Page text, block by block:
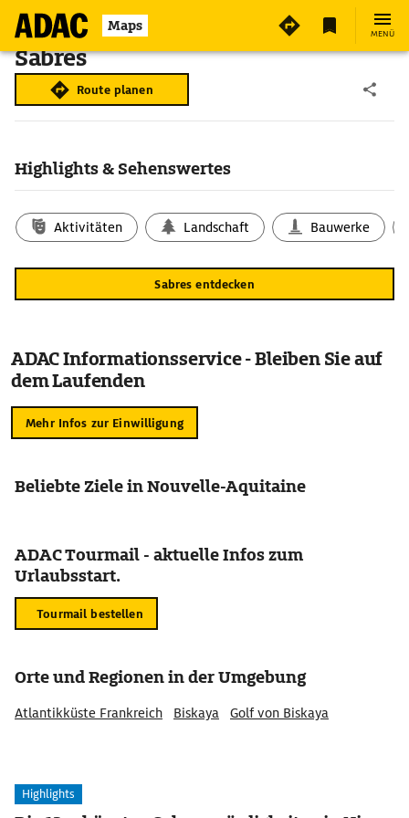
Maps MENÜ
Sabres
Route planen
Highlights & Sehenswertes
Aktivitäten Landschaft Bauwerke
Sabres entdecken
ADAC Informationsservice - Bleiben Sie auf
dem Laufenden
Mehr Infos zur Einwilligung
Beliebte Ziele in Nouvelle-Aquitaine
ADAC Tourmail - aktuelle Infos zum
Urlaubsstart.
Tourmail bestellen
Orte und Regionen in der Umgebung
Atlantikküste Frankreich Biskaya Golf von Biskaya
Highlights